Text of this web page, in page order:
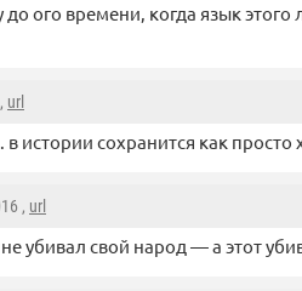
ого времени, когда язык этого
url
в истории сохранится как
, url
убивал свой народ — а этот